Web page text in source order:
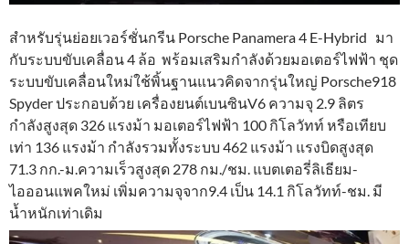
สำหรับรุ่นย่อยเวอร์ชั่นกรีน Porsche Panamera 4 E-Hybrid มา
กับระบบขับเคลื่อน 4 ล้อ พร้อมเสริมกำลังด้วยมอเตอร์ไฟฟ้า ชุด
ระบบขับเคลื่อนใหม่ใช้พิ้นฐานแนวคิดจากรุ่นใหญ่ Porsche918
Spyder ประกอบด้วย เครื่องยนต์เบนซินV6 ความจุ 2.9 ลิตร
กำลังสูงสุด 326 แรงม้า มอเตอร์ไฟฟ้า 100 กิโลวัทท์ หรือเทียบ
เท่า 136 แรงม้า กำลังรวมทั้งระบบ 462 แรงม้า แรงบิดสูงสุด
71.3 กก.-ม.ความเร็วสูงสุด 278 กม./ชม. แบตเตอรี่ลิเธียม-
ไอออนแพคใหม่ เพิ่มความจุจาก9.4 เป็น 14.1 กิโลวัทท์-ชม. มี
น้ำหนักเท่าเดิม